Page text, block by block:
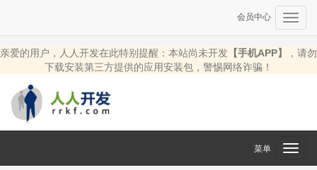
会员中心
亲爱的用户，人人开发在此特别提醒：本站尚未开发 【手机APP】
，请勿
下载安装第三方提供的应用安装包，警惕网络诈骗！
菜单